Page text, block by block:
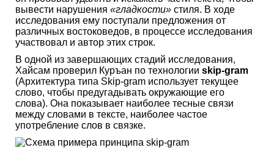
вывести нарушения «гладкости» стиля. В ходе
исследования ему поступали предложения от
различных востоковедов, в процессе исследования
участвовал и автор этих строк.
В одной из завершающих стадий исследования,
Хайсам проверил Куръан по технологии skip-gram
(Архитектура типа Skip-gram использует текущее
слово, чтобы предугадывать окружающие его
слова). Она показывает наиболее тесные связи
между словами в тексте, наиболее частое
употребление слов в связке.